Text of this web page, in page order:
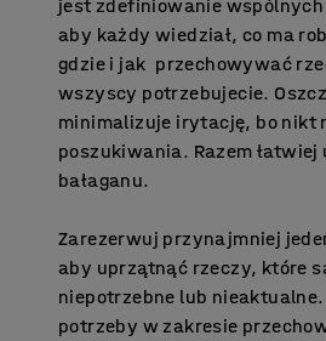
jest zdefiniowanie
aby każdy wiedział, co ma
gdzie i jak przechowywać
wszyscy potrzebujecie.
minimalizuje irytację, bo nikt
poszukiwania. Razem łatwiej
bałaganu.
Zarezerwuj przynajmniej
aby uprzątnąć rzeczy, które
niepotrzebne lub nieaktualne.
potrzeby w zakresie